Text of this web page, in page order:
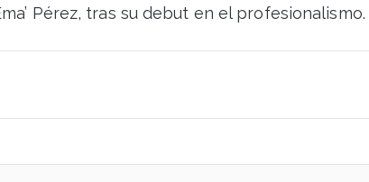
Pérez, tras su debut en el profesionalismo.